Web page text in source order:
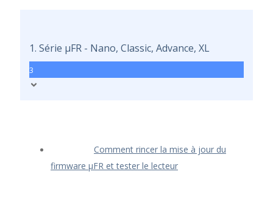
1. Série μFR - Nano, Classic, Advance, XL
3
Comment rincer la mise à jour du
firmware μFR et tester le lecteur